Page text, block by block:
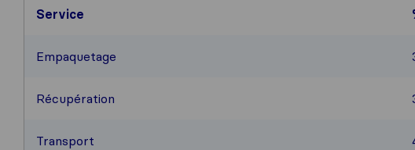
Service
Empaquetage
Récupération
Transport